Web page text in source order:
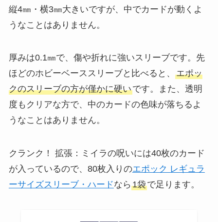
縦4㎜・横3㎜大きいですが、中でカードが動くよ
うなことはありません。
厚みは0.1㎜で、傷や折れに強いスリーブです。先
ほどのホビーベーススリーブと比べると、 エポッ
クのスリーブの方が僅かに硬いです。また、透明
度もクリアな方で、中のカードの色味が落ちるよ
うなことはありません。
クランク！ 拡張：ミイラの呪いには40枚のカード
が入っているので、80枚入りのエポック レギュラ
ーサイズスリーブ・ハードなら 1袋で足ります。